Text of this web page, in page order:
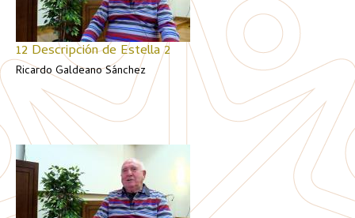
12 Descripción de Estella 2
Ricardo Galdeano Sánchez